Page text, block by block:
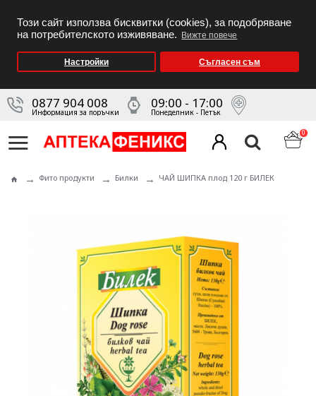
Този сайт използва бисквитки (cookies), за подобряване
на потребителското изживяване.
Вижте повече
Настройки Съгласен съм
0877 904 008
Информация за поръчки
09:00 - 17:00
Понеделник - Петък
0
Фито продукти Билки ЧАЙ ШИПКА плод 120 г БИЛЕК